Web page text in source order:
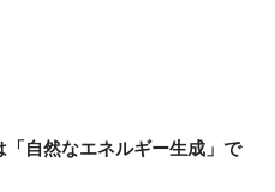
自然なエネルギー生成」で